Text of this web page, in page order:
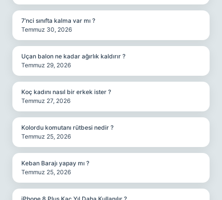
7’nci sınıfta kalma var mı ?
Temmuz 30, 2026
Uçan balon ne kadar ağırlık kaldırır ?
Temmuz 29, 2026
Koç kadını nasıl bir erkek ister ?
Temmuz 27, 2026
Kolordu komutanı rütbesi nedir ?
Temmuz 25, 2026
Keban Barajı yapay mı ?
Temmuz 25, 2026